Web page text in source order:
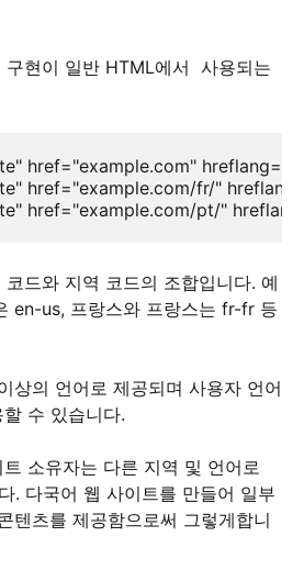
현이 일반 HTML에서 사용되는
href="example.com"
href="example.com/fr/"
href="example.com/pt/"
드와 지역 코드의 조합입니다. 예
en-us, 프랑스와 프랑스는 fr-fr 등
상의 언어로 제공되며 사용자 언어
수 있습니다.
소유자는 다른 지역 및 언어로
. 다국어 웹 사이트를 만들어 일부
텐츠를 제공함으로써 그렇게합니